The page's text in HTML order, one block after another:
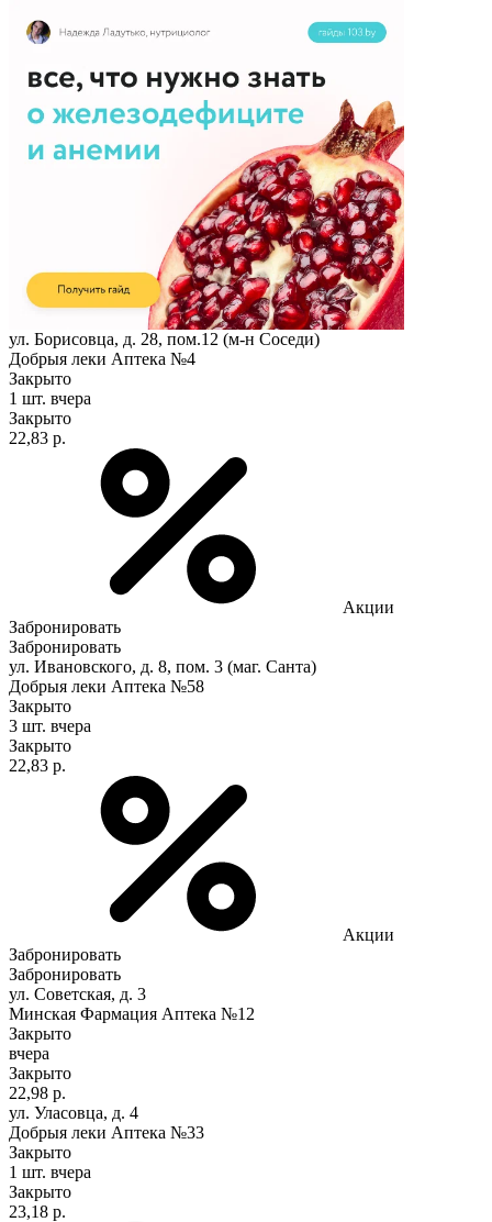
ул. Борисовца, д. 28, пом.12 (м-н Соседи)
Добрыя леки Аптека №4
Закрыто
1 шт. вчера
Закрыто
22,83 р.
Акции
Забронировать
Забронировать
ул. Ивановского, д. 8, пом. 3 (маг. Санта)
Добрыя леки Аптека №58
Закрыто
3 шт. вчера
Закрыто
22,83 р.
Акции
Забронировать
Забронировать
ул. Советская, д. 3
Минская Фармация Аптека №12
Закрыто
вчера
Закрыто
22,98 р.
ул. Уласовца, д. 4
Добрыя леки Аптека №33
Закрыто
1 шт. вчера
Закрыто
23,18 р.